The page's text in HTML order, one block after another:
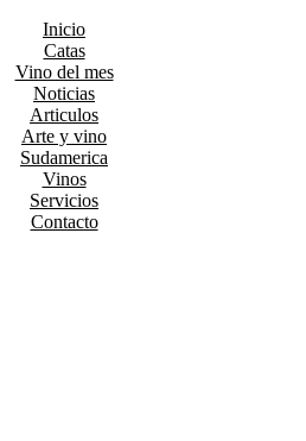
Inicio
Catas
Vino del mes
Noticias
Articulos
Arte y vino
Sudamerica
Vinos
Servicios
Contacto